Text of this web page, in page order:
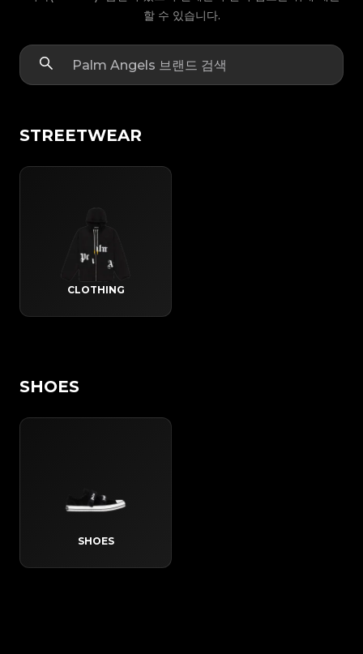
할 수 있습니다.
STREETWEAR
CLOTHING
SHOES
SHOES